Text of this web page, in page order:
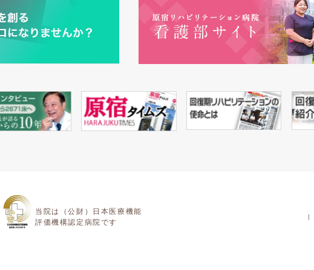
当院は（公財）日本医療機能
評価機構認定病院です
|